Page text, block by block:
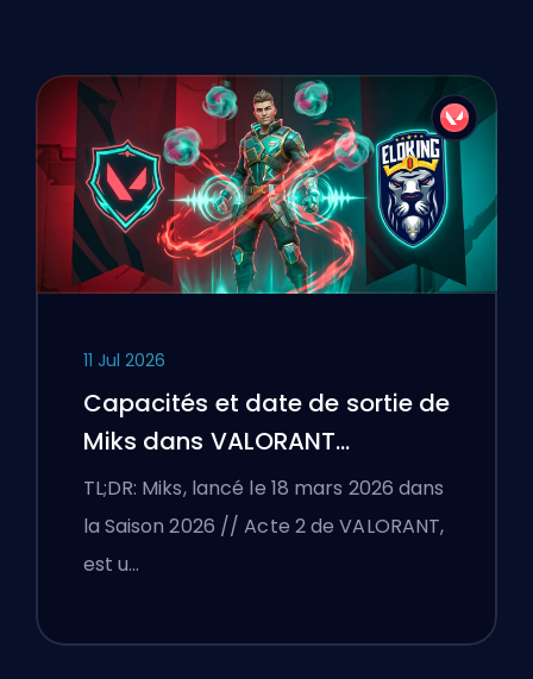
11 Jul 2026
Capacités et date de sortie de
Miks dans VALORANT
expliquées
TL;DR: Miks, lancé le 18 mars 2026 dans
la Saison 2026 // Acte 2 de VALORANT,
est u…